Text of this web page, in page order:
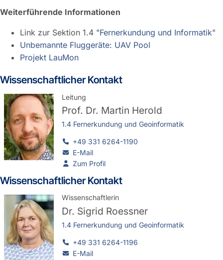
Weiterführende Informationen
Link zur Sektion 1.4 "Fernerkundung und Informatik"
Unbemannte Fluggeräte: UAV Pool
Projekt LauMon
Wissenschaftlicher Kontakt
Leitung
Prof. Dr. Martin Herold
1.4 Fernerkundung und Geoinformatik
+49 331 6264-1190
E-Mail
Zum Profil
Wissenschaftlicher Kontakt
Wissenschaftlerin
Dr. Sigrid Roessner
1.4 Fernerkundung und Geoinformatik
+49 331 6264-1196
E-Mail